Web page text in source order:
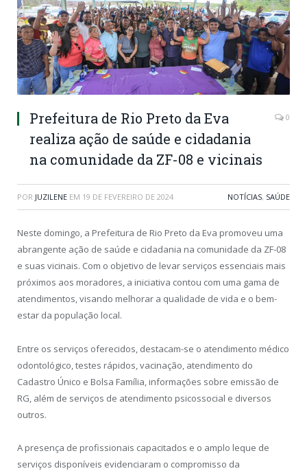
Prefeitura de Rio Preto da Eva
realiza ação de saúde e cidadania
na comunidade da ZF-08 e vicinais
0
POR JUZILENE EM 19 DE FEVEREIRO DE 2024 NOTÍCIAS, SAÚDE
Neste domingo, a Prefeitura de Rio Preto da Eva promoveu uma
abrangente ação de saúde e cidadania na comunidade da ZF-08
e suas vicinais. Com o objetivo de levar serviços essenciais mais
próximos aos moradores, a iniciativa contou com uma gama de
atendimentos, visando melhorar a qualidade de vida e o bem-
estar da população local.
Entre os serviços oferecidos, destacam-se o atendimento médico
odontológico, testes rápidos, vacinação, atendimento do
Cadastro Único e Bolsa Família, informações sobre emissão de
RG, além de serviços de atendimento psicossocial e diversos
outros.
A presença de profissionais capacitados e o amplo leque de
serviços disponíveis evidenciaram o compromisso da